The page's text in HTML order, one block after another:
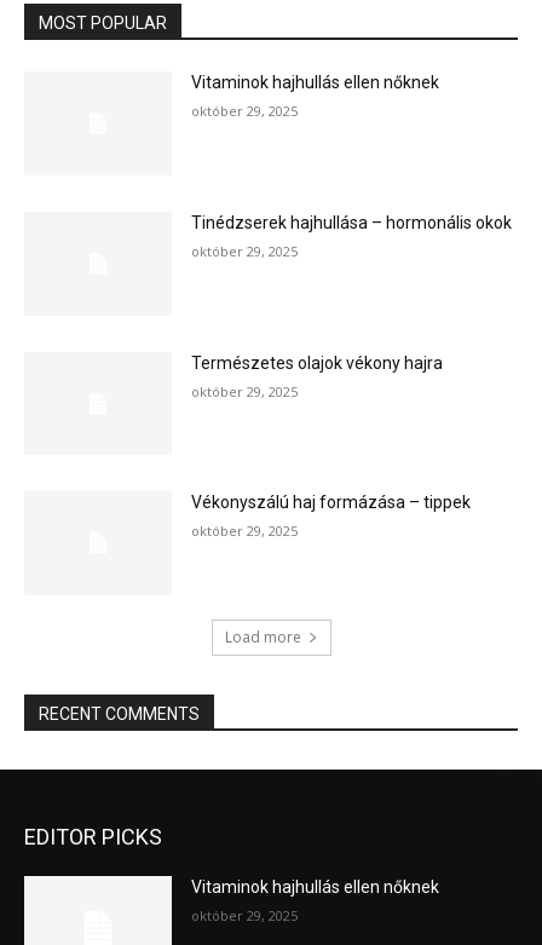
MOST POPULAR
Vitaminok hajhullás ellen nőknek
október 29, 2025
Tinédzserek hajhullása – hormonális okok
október 29, 2025
Természetes olajok vékony hajra
október 29, 2025
Vékonyszálú haj formázása – tippek
október 29, 2025
Load more
RECENT COMMENTS
EDITOR PICKS
Vitaminok hajhullás ellen nőknek
október 29, 2025